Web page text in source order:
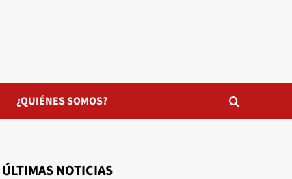
¿QUIÉNES SOMOS?
ÚLTIMAS NOTICIAS